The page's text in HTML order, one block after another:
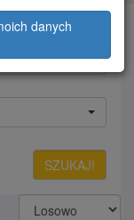
danych